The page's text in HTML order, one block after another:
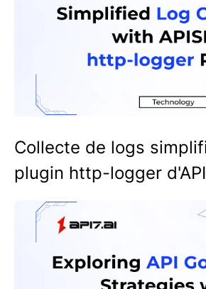
Collecte de logs
plugin http-logger